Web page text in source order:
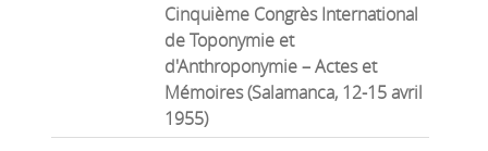
Cinquième Congrès International
de Toponymie et
d'Anthroponymie – Actes et
Mémoires (Salamanca, 12-15 avril
1955)